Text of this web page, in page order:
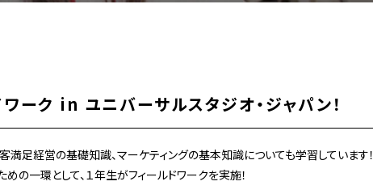
ーク in ユニバーサルスタジオ・ジャパン！
満足経営の基礎知識、マーケティングの基本知識についても学習しています！
の一環として、１年生がフィールドワークを実施！